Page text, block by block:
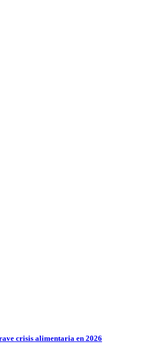
crisis alimentaria en 2026